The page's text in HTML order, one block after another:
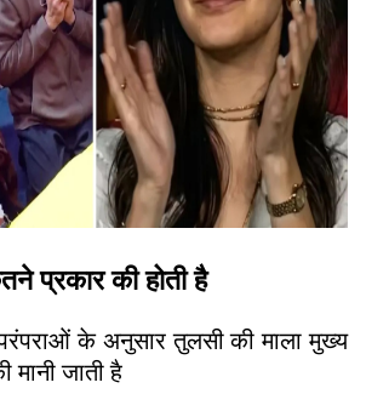
प्रकार की होती है
के अनुसार तुलसी की माला मुख्य
मानी जाती है